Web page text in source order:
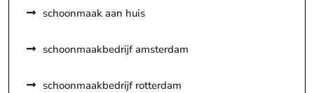
schoonmaak aan huis
schoonmaakbedrijf amsterdam
schoonmaakbedrijf rotterdam